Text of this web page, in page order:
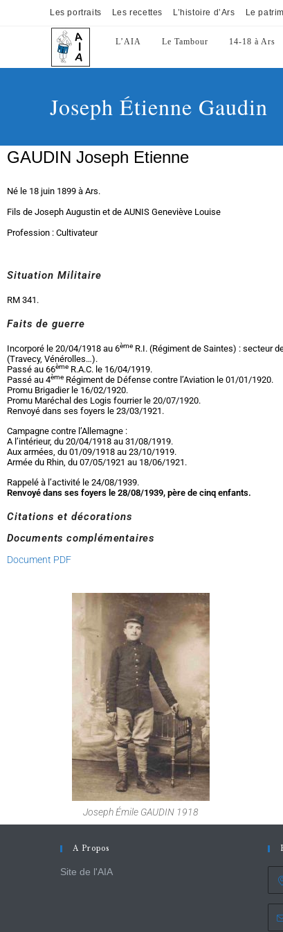
Les portraits Les recettes L’histoire d’Ars Le
L’AIA Le Tambour 14-18 à Ars
Joseph Étienne Gaudin
GAUDIN Joseph Etienne
Né le 18 juin 1899 à Ars.
Fils de Joseph Augustin et de AUNIS Geneviève Louise
Profession : Cultivateur
Situation Militaire
RM 341.
Faits de guerre
Incorporé le 20/04/1918 au 6ème R.I. (Régiment de Saintes) : secteur
(Travecy, Vénérolles…).
Passé au 66ème R.A.C. le 16/04/1919.
Passé au 4ème Régiment de Défense contre l’Aviation le 01/01/1920.
Promu Brigadier le 16/02/1920.
Promu Maréchal des Logis fourrier le 20/07/1920.
Renvoyé dans ses foyers le 23/03/1921.
Campagne contre l’Allemagne :
A l’intérieur, du 20/04/1918 au 31/08/1919.
Aux armées, du 01/09/1918 au 23/10/1919.
Armée du Rhin, du 07/05/1921 au 18/06/1921.
Rappelé à l’activité le 24/08/1939.
Renvoyé dans ses foyers le 28/08/1939, père de cinq enfants.
Citations et décorations
Documents complémentaires
Document PDF
Joseph Émile GAUDIN 1918
A Propos
Site de l'AIA